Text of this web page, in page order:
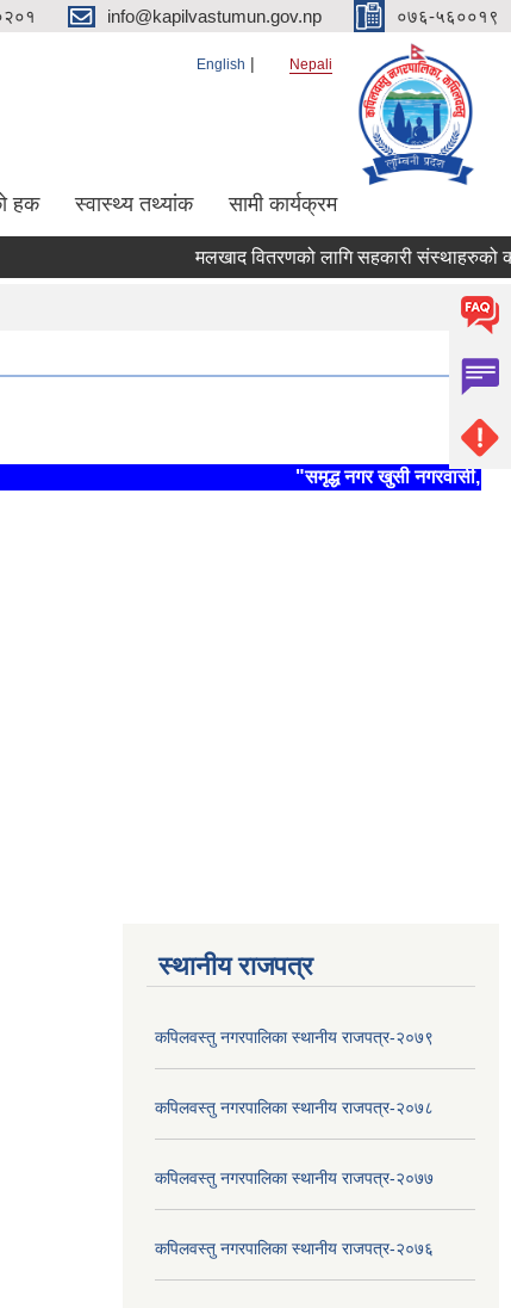
info@kapilvastumun.gov.np ०७६-५६००१९
English Nepali
हक स्वास्थ्य तथ्यांक सामी कार्यक्रम
मलखाद वितरणको लागि सहकारी संस्थाहरुको
"समृद्ध नगर खुसी नगरवासी, स्थिर र
स्थानीय राजपत्र
कपिलवस्तु नगरपालिका स्थानीय राजपत्र-२०७९
कपिलवस्तु नगरपालिका स्थानीय राजपत्र-२०७८
कपिलवस्तु नगरपालिका स्थानीय राजपत्र-२०७७
कपिलवस्तु नगरपालिका स्थानीय राजपत्र-२०७६